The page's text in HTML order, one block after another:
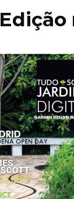
Edição